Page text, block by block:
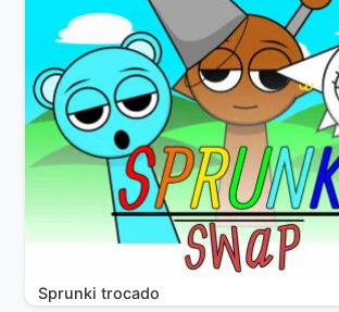
Sprunki trocado